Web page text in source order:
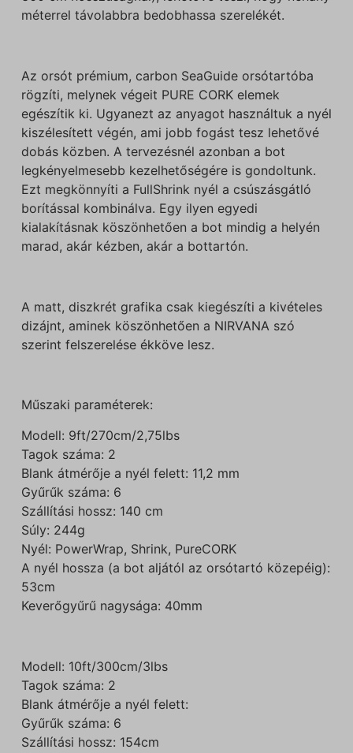
méterrel távolabbra bedobhassa szerelékét.
Az orsót prémium, carbon SeaGuide orsótartóba
rögzíti, melynek végeit PURE CORK elemek
egészítik ki. Ugyanezt az anyagot használtuk a nyél
kiszélesített végén, ami jobb fogást tesz lehetővé
dobás közben. A tervezésnél azonban a bot
legkényelmesebb kezelhetőségére is gondoltunk.
Ezt megkönnyíti a FullShrink nyél a csúszásgátló
borítással kombinálva. Egy ilyen egyedi
kialakításnak köszönhetően a bot mindig a helyén
marad, akár kézben, akár a bottartón.
A matt, diszkrét grafika csak kiegészíti a kivételes
dizájnt, aminek köszönhetően a NIRVANA szó
szerint felszerelése ékköve lesz.
Műszaki paraméterek:
Modell: 9ft/270cm/2,75lbs
Tagok száma: 2
Blank átmérője a nyél felett: 11,2 mm
Gyűrűk száma: 6
Szállítási hossz: 140 cm
Súly: 244g
Nyél: PowerWrap, Shrink, PureCORK
A nyél hossza (a bot aljától az orsótartó közepéig):
53cm
Keverőgyűrű nagysága: 40mm
Modell: 10ft/300cm/3lbs
Tagok száma: 2
Blank átmérője a nyél felett:
Gyűrűk száma: 6
Szállítási hossz: 154cm